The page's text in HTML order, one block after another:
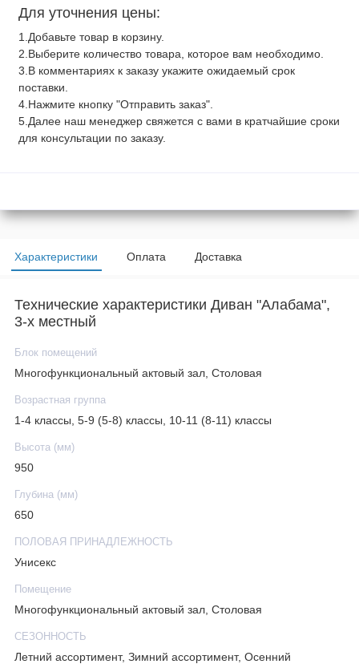
Для уточнения цены:
1.Добавьте товар в корзину.
2.Выберите количество товара, которое вам необходимо.
3.В комментариях к заказу укажите ожидаемый срок
поставки.
4.Нажмите кнопку "Отправить заказ".
5.Далее наш менеджер свяжется с вами в кратчайшие сроки
для консультации по заказу.
Характеристики Оплата Доставка
Технические характеристики Диван "Алабама",
3-х местный
Блок помещений
Многофункциональный актовый зал, Столовая
Возрастная группа
1-4 классы, 5-9 (5-8) классы, 10-11 (8-11) классы
Высота (мм)
950
Глубина (мм)
650
ПОЛОВАЯ ПРИНАДЛЕЖНОСТЬ
Унисекс
Помещение
Многофункциональный актовый зал, Столовая
СЕЗОННОСТЬ
Летний ассортимент, Зимний ассортимент, Осенний